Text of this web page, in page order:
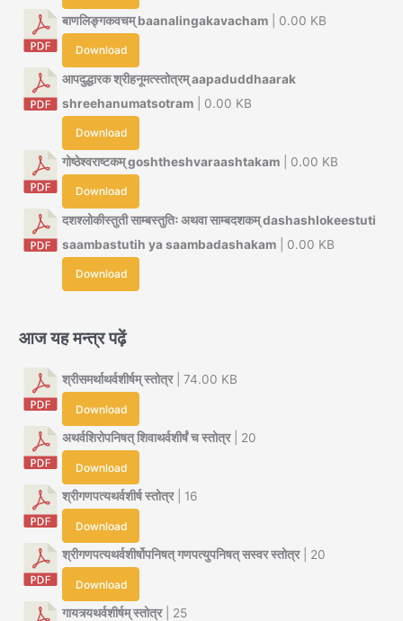
बाणलिङ्गकवचम् baanalingakavacham | 0.00 KB
Download
आपदुद्धारक श्रीहनूमत्स्तोत्रम् aapaduddhaarak
shreehanumatsotram | 0.00 KB
Download
गोष्ठेश्वराष्टकम् goshtheshvaraashtakam | 0.00 KB
Download
दशश्लोकीस्तुती साम्बस्तुतिः अथवा साम्बदशकम् dashashlokeestuti
saambastutih ya saambadashakam | 0.00 KB
Download
आज यह मन्त्र पढ़ें
श्रीसमर्थाथर्वशीर्षम् स्तोत्र| 74.00 KB
Download
अथर्वशिरोपनिषत् शिवाथर्वशीर्षं च स्तोत्र| 20
Download
श्रीगणपत्यथर्वशीर्ष स्तोत्र| 16
Download
श्रीगणपत्यथर्वशीर्षोपनिषत् गणपत्युपनिषत् सस्वर स्तोत्र| 20
Download
गायत्र्यथर्वशीर्षम् स्तोत्र| 25